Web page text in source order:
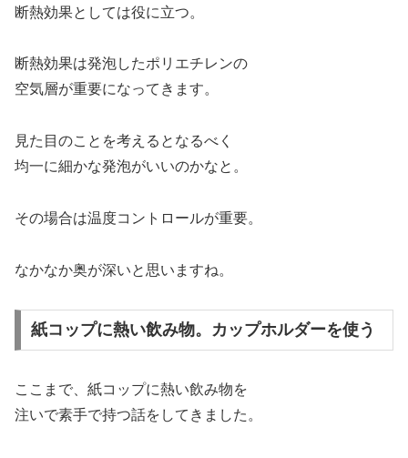
断熱効果としては役に立つ。
断熱効果は発泡したポリエチレンの
空気層が重要になってきます。
見た目のことを考えるとなるべく
均一に細かな発泡がいいのかなと。
その場合は温度コントロールが重要。
なかなか奥が深いと思いますね。
紙コップに熱い飲み物。カップホルダーを使う
ここまで、紙コップに熱い飲み物を
注いで素手で持つ話をしてきました。